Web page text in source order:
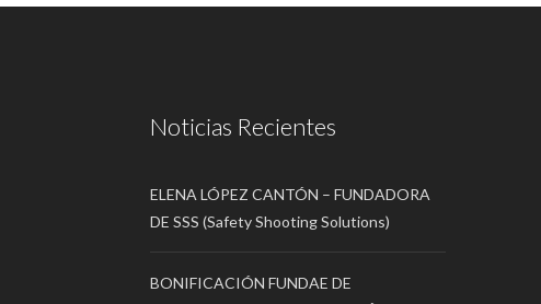
Noticias Recientes
ELENA LÓPEZ CANTÓN – FUNDADORA
DE SSS (Safety Shooting Solutions)
BONIFICACIÓN FUNDAE DE